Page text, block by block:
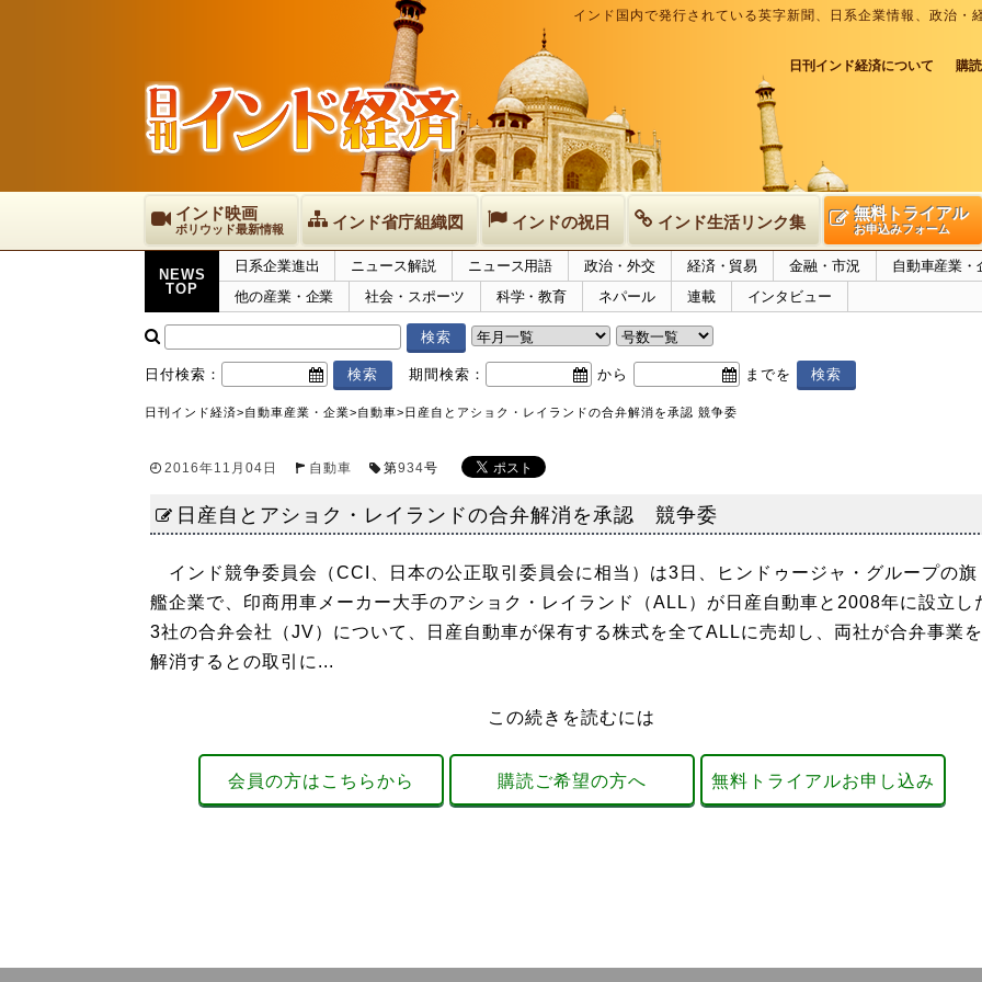
インド国内で発行されている英字新聞、日系企業情報、政治
日刊インド経済について 購
インド映画
ボリウッド最新情報 インド省庁組織図 インドの祝日 インド生活リンク集 無料トライアル
お申込みフォーム
NEWS
TOP
日系企業進出 ニュース解説 ニュース用語 政治・外交 経済・貿易 金融・市況
自動車産業・
他の産業・企業
社会・スポーツ 科学・教育 ネパール 連載 インタビュー
日付検索： 期間検索： から までを
日刊インド経済>自動車産業・企業>自動車>日産自とアショク・レイランドの合弁解消を承認 競争委
2016年11月04日 自動車 第934号
日産自とアショク・レイランドの合弁解消を承認 競争委
インド競争委員会（CCI、日本の公正取引委員会に相当）は3日、ヒンドゥージャ・グループの旗
艦企業で、印商用車メーカー大手のアショク・レイランド（ALL）が日産自動車と2008年に設立し
3社の合弁会社（JV）について、日産自動車が保有する株式を全てALLに売却し、両社が合弁事業を
解消するとの取引に...
この続きを読むには
会員の方はこちらから 購読ご希望の方へ 無料トライアルお申し込み